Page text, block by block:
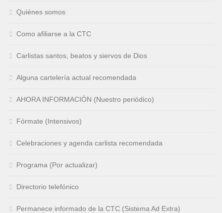
Quiénes somos
Como afiliarse a la CTC
Carlistas santos, beatos y siervos de Dios
Alguna cartelería actual recomendada
AHORA INFORMACIÓN (Nuestro periódico)
Fórmate (Intensivos)
Celebraciones y agenda carlista recomendada
Programa (Por actualizar)
Directorio telefónico
Permanece informado de la CTC (Sistema Ad Extra)